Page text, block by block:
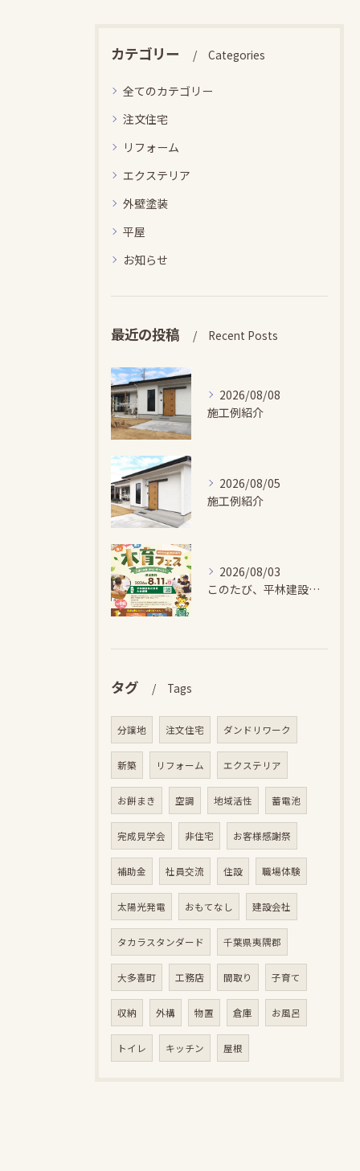
カテゴリー Categories
全てのカテゴリー
注文住宅
リフォーム
エクステリア
外壁塗装
平屋
お知らせ
最近の投稿 Recent Posts
2026/08/08
施工例紹介
2026/08/05
施工例紹介
2026/08/03
このたび、平林建設では、お子さまが木とふれあい・木について学...
タグ Tags
分譲地 注文住宅 ダンドリワーク
新築 リフォーム エクステリア
お餅まき 空調 地域活性 蓄電池
完成見学会 非住宅 お客様感謝祭
補助金 社員交流 住設 職場体験
太陽光発電 おもてなし 建設会社
タカラスタンダード 千葉県夷隅郡
大多喜町 工務店 間取り 子育て
収納 外構 物置 倉庫 お風呂
トイレ キッチン 屋根